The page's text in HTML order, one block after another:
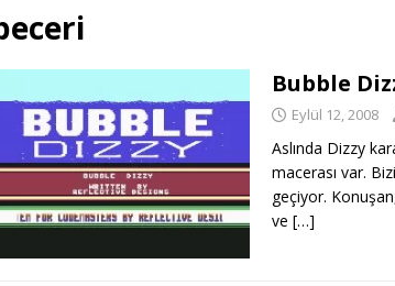
Bubble
Eylül 12, 2008
Aslında Dizzy
macerası var.
geçiyor.
ve […]